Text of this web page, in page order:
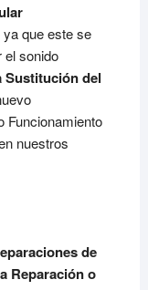
ya que este se
el sonido
Sustitución del
Funcionamiento
nuestros
de
Reparación o